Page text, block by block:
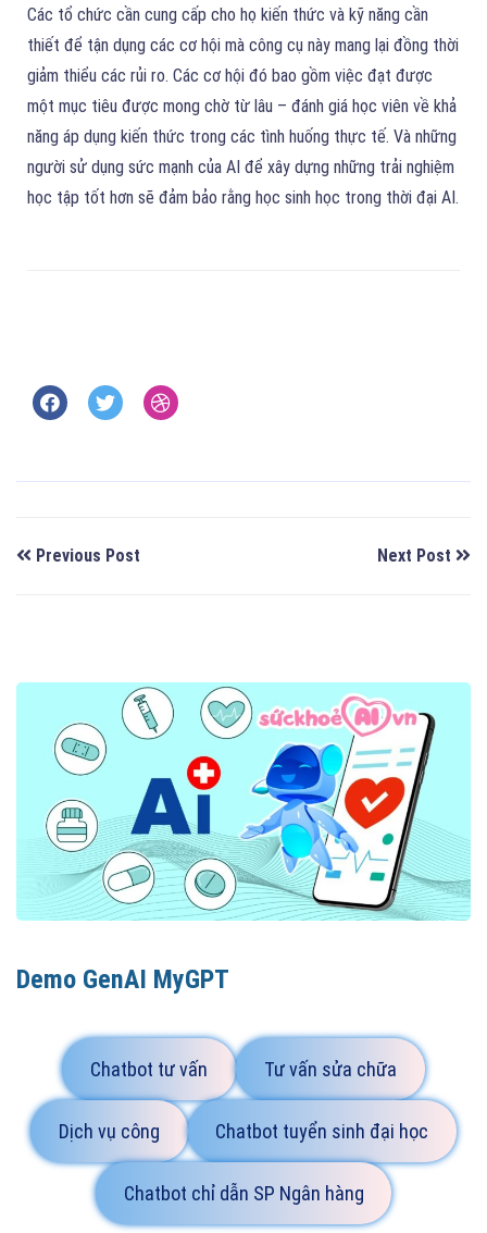
Các tổ chức cần cung cấp cho họ kiến thức và kỹ năng cần
thiết để tận dụng các cơ hội mà công cụ này mang lại đồng thời
giảm thiểu các rủi ro. Các cơ hội đó bao gồm việc đạt được
một mục tiêu được mong chờ từ lâu – đánh giá học viên về khả
năng áp dụng kiến thức trong các tình huống thực tế. Và những
người sử dụng sức mạnh của AI để xây dựng những trải nghiệm
học tập tốt hơn sẽ đảm bảo rằng học sinh học trong thời đại AI.
Previous Post Next Post
Demo GenAI MyGPT
Chatbot tư vấn Tư vấn sửa chữa
Dịch vụ công Chatbot tuyển sinh đại học
Chatbot chỉ dẫn SP Ngân hàng